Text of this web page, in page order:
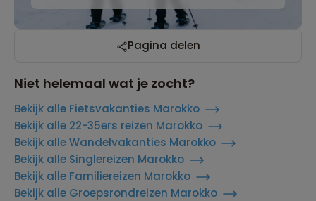
Pagina delen
Niet helemaal wat je zocht?
Bekijk alle Fietsvakanties Marokko
Bekijk alle 22-35ers reizen Marokko
Bekijk alle Wandelvakanties Marokko
Bekijk alle Singlereizen Marokko
Bekijk alle Familiereizen Marokko
Bekijk alle Groepsrondreizen Marokko